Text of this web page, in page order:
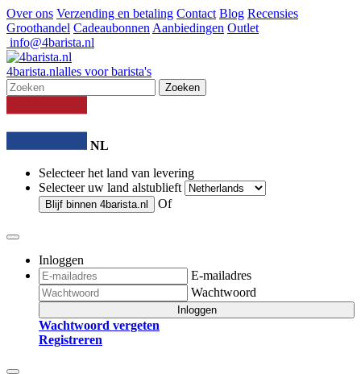
Over ons Verzending en betaling Contact Blog Recensies
Groothandel Cadeaubonnen Aanbiedingen Outlet
info@4barista.nl
4barista.nlalles voor barista's
Zoeken
NL
Selecteer het land van levering
Selecteer uw land alstublieft
Blijf binnen 4barista.nl Of
Inloggen
E-mailadres
Wachtwoord
Inloggen
Wachtwoord vergeten
Registreren